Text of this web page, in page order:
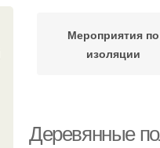
Мероприятия по
изоляции
Деревянные